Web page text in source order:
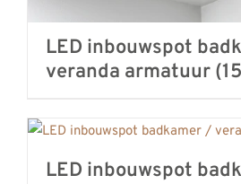
LED inbouwspot
veranda armatuur
LED inbouwspot